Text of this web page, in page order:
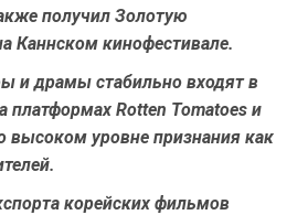
получил Золотую
Каннском кинофестивале.
и драмы стабильно входят в
платформах Rotten Tomatoes и
высоком уровне признания как
корейских фильмов